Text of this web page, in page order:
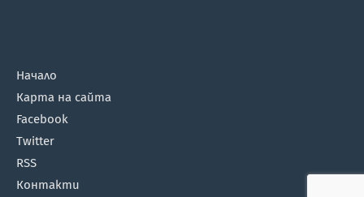
Начало
Карта на сайта
Facebook
Twitter
RSS
Контакти